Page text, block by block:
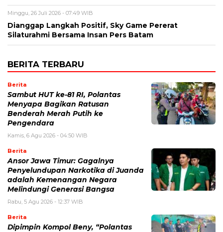
Minggu, 26 Juli 2026 - 07:49 WIB
Dianggap Langkah Positif, Sky Game Pererat
Silaturahmi Bersama Insan Pers Batam
BERITA TERBARU
Berita
Sambut HUT ke-81 RI, Polantas
Menyapa Bagikan Ratusan
Benderah Merah Putih ke
Pengendara
Kamis, 6 Agu 2026 - 04:50 WIB
Berita
Ansor Jawa Timur: Gagalnya
Penyelundupan Narkotika di Juanda
adalah Kemenangan Negara
Melindungi Generasi Bangsa
Rabu, 5 Agu 2026 - 12:37 WIB
Berita
Dipimpin Kompol Beny, “Polantas